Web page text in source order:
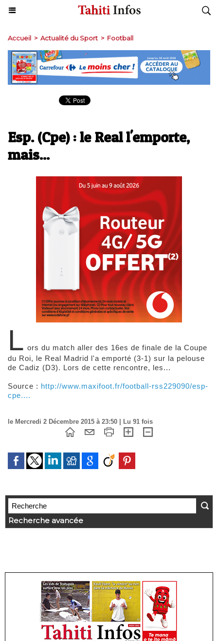
Accueil > Actualité du Sport > Football
Esp. (Cpe) : le Real l'emporte,
mais...
L ors du match aller des 16es de finale de la Coupe
du Roi, le Real Madrid l'a emporté (3-1) sur la pelouse
de Cadiz (D3). Lors de cette rencontre, les...
Source : http://www.maxifoot.fr/football-rss229090/esp-
cpe....
le Mercredi 2 Décembre 2015 à 23:50 | Lu 91 fois
Recherche avancée